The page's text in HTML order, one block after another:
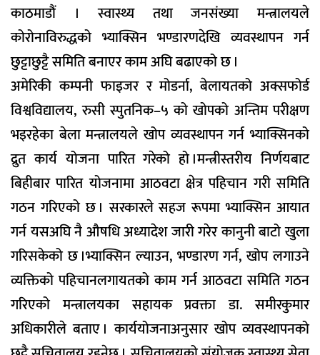
काठमाडौं । स्वास्थ्य तथा जनसंख्या मन्त्रालयले
कोरोनाविरुद्धको भ्याक्सिन भण्डारणदेखि व्यवस्थापन गर्न
छुट्टाछुट्टै समिति बनाएर काम अघि बढाएको छ ।
अमेरिकी कम्पनी फाइजर र मोडर्ना, बेलायतको अक्सफोर्ड
विश्वविद्यालय, रुसी स्पुतनिक–५ को खोपको अन्तिम परीक्षण
भइरहेका बेला मन्त्रालयले खोप व्यवस्थापन गर्न भ्याक्सिनको
द्रुत कार्य योजना पारित गरेको हो ।मन्त्रीस्तरीय निर्णयबाट
बिहीबार पारित योजनामा आठवटा क्षेत्र पहिचान गरी समिति
गठन गरिएको छ । सरकारले सहज रूपमा भ्याक्सिन आयात
गर्न यसअघि नै औषधि अध्यादेश जारी गरेर कानुनी बाटो खुला
गरिसकेको छ ।भ्याक्सिन ल्याउन, भण्डारण गर्न, खोप लगाउने
व्यक्तिको पहिचानलगायतको काम गर्न आठवटा समिति गठन
गरिएको मन्त्रालयका सहायक प्रवक्ता डा. समीरकुमार
अधिकारीले बताए । कार्ययोजनाअनुसार खोप व्यवस्थापनको